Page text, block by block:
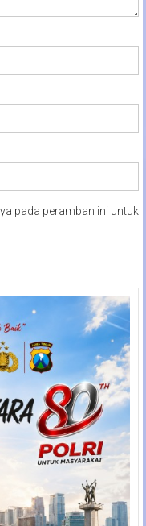
pada peramban ini untuk